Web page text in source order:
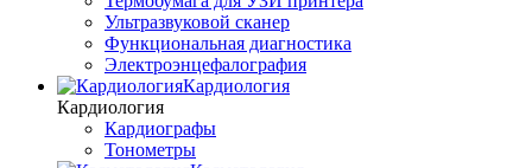
Ультразвуковой сканер
Функциональная диагностика
Электроэнцефалография
Кардиология
Кардиология
Кардиографы
Тонометры